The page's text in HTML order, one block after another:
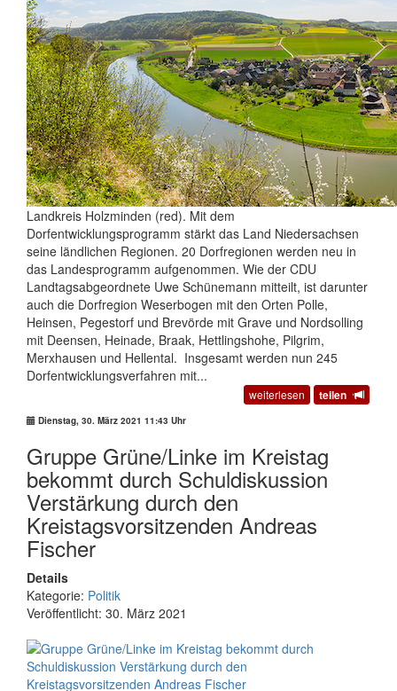
Landkreis Holzminden (red). Mit dem
Dorfentwicklungsprogramm stärkt das Land Niedersachsen
seine ländlichen Regionen. 20 Dorfregionen werden neu in
das Landesprogramm aufgenommen. Wie der CDU
Landtagsabgeordnete Uwe Schünemann mitteilt, ist darunter
auch die Dorfregion Weserbogen mit den Orten Polle,
Heinsen, Pegestorf und Brevörde mit Grave und Nordsolling
mit Deensen, Heinade, Braak, Hettlingshohe, Pilgrim,
Merxhausen und Hellental. Insgesamt werden nun 245
Dorfentwicklungsverfahren mit...
weiterlesen teilen
Dienstag, 30. März 2021 11:43 Uhr
Gruppe Grüne/Linke im Kreistag
bekommt durch Schuldiskussion
Verstärkung durch den
Kreistagsvorsitzenden Andreas
Fischer
Details
Kategorie: Politik
Veröffentlicht: 30. März 2021